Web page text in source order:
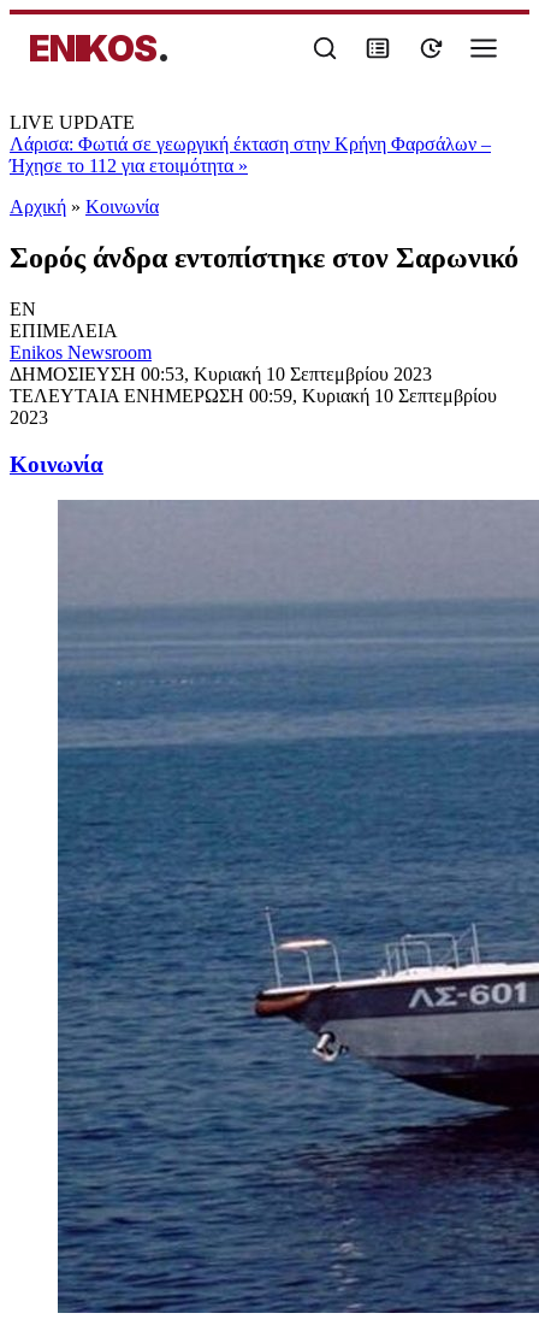
ENIKOS.
LIVE UPDATE
Λάρισα: Φωτιά σε γεωργική έκταση στην Κρήνη Φαρσάλων –
Ήχησε το 112 για ετοιμότητα »
Αρχική » Κοινωνία
Σορός άνδρα εντοπίστηκε στον Σαρωνικό
EN
ΕΠΙΜΕΛΕΙΑ
Enikos Newsroom
ΔΗΜΟΣΙΕΥΣΗ 00:53, Κυριακή 10 Σεπτεμβρίου 2023
ΤΕΛΕΥΤΑΙΑ ΕΝΗΜΕΡΩΣΗ 00:59, Κυριακή 10 Σεπτεμβρίου
2023
Κοινωνία